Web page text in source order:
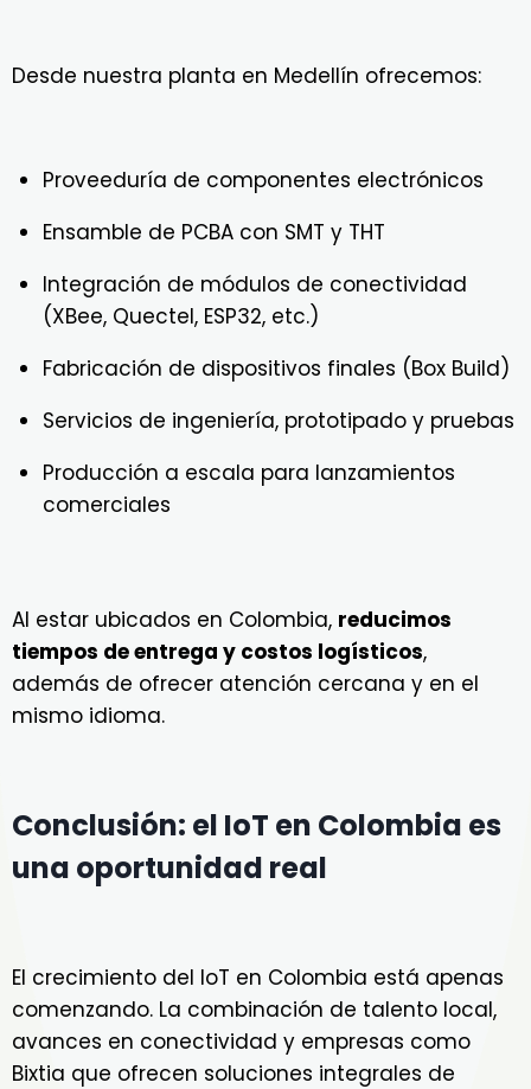
Desde nuestra planta en Medellín ofrecemos:
Proveeduría de componentes electrónicos
Ensamble de PCBA con SMT y THT
Integración de módulos de conectividad
(XBee, Quectel, ESP32, etc.)
Fabricación de dispositivos finales (Box Build)
Servicios de ingeniería, prototipado y pruebas
Producción a escala para lanzamientos
comerciales
Al estar ubicados en Colombia, reducimos
tiempos de entrega y costos logísticos,
además de ofrecer atención cercana y en el
mismo idioma.
Conclusión: el IoT en Colombia es
una oportunidad real
El crecimiento del IoT en Colombia está apenas
comenzando. La combinación de talento local,
avances en conectividad y empresas como
Bixtia que ofrecen soluciones integrales de